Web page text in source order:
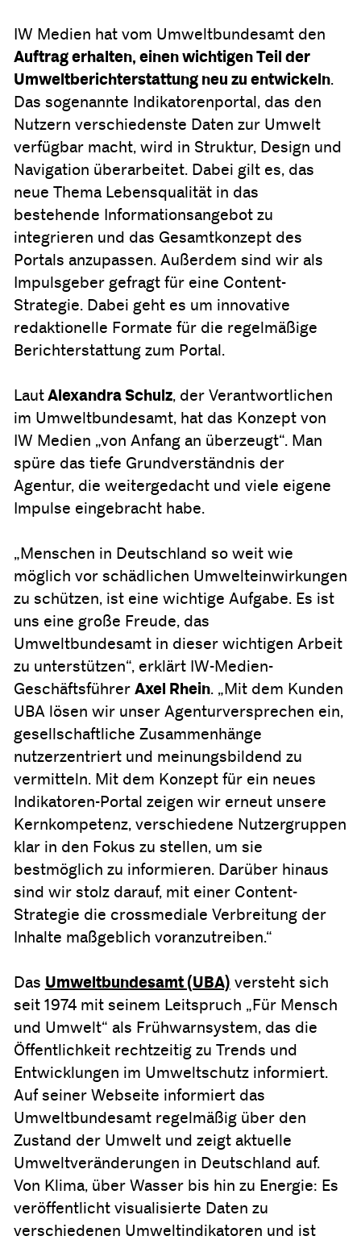
IW Medien hat vom Umweltbundesamt den
Auftrag erhalten, einen wichtigen Teil der
Umweltberichterstattung neu zu entwickeln.
Das sogenannte Indikatorenportal, das den
Nutzern verschiedenste Daten zur Umwelt
verfügbar macht, wird in Struktur, Design und
Navigation überarbeitet. Dabei gilt es, das
neue Thema Lebensqualität in das
bestehende Informationsangebot zu
integrieren und das Gesamtkonzept des
Portals anzupassen. Außerdem sind wir als
Impulsgeber gefragt für eine Content-
Strategie. Dabei geht es um innovative
redaktionelle Formate für die regelmäßige
Berichterstattung zum Portal.
LautAlexandra Schulz, der Verantwortlichen
im Umweltbundesamt, hat das Konzept von
IW Medien „von Anfang an überzeugt“. Man
spüre das tiefe Grundverständnis der
Agentur, die weitergedacht und viele eigene
Impulse eingebracht habe.
„Menschen in Deutschland so weit wie
möglich vor schädlichen Umwelteinwirkungen
zu schützen, ist eine wichtige Aufgabe. Es ist
uns eine große Freude, das
Umweltbundesamt in dieser wichtigen Arbeit
zu unterstützen“, erklärt IW-Medien-
Geschäftsführer Axel Rhein. „Mit dem Kunden
UBA lösen wir unser Agenturversprechen ein,
gesellschaftliche Zusammenhänge
nutzerzentriert und meinungsbildend zu
vermitteln. Mit dem Konzept für ein neues
Indikatoren-Portal zeigen wir erneut unsere
Kernkompetenz, verschiedene Nutzergruppen
klar in den Fokus zu stellen, um sie
bestmöglich zu informieren. Darüber hinaus
sind wir stolz darauf, mit einer Content-
Strategie die crossmediale Verbreitung der
Inhalte maßgeblich voranzutreiben.“
Das Umweltbundesamt (UBA) versteht sich
seit 1974 mit seinem Leitspruch „Für Mensch
und Umwelt“ als Frühwarnsystem, das die
Öffentlichkeit rechtzeitig zu Trends und
Entwicklungen im Umweltschutz informiert.
Auf seiner Webseite informiert das
Umweltbundesamt regelmäßig über den
Zustand der Umwelt und zeigt aktuelle
Umweltveränderungen in Deutschland auf.
Von Klima, über Wasser bis hin zu Energie: Es
veröffentlicht visualisierte Daten zu
verschiedenen Umweltindikatoren und ist